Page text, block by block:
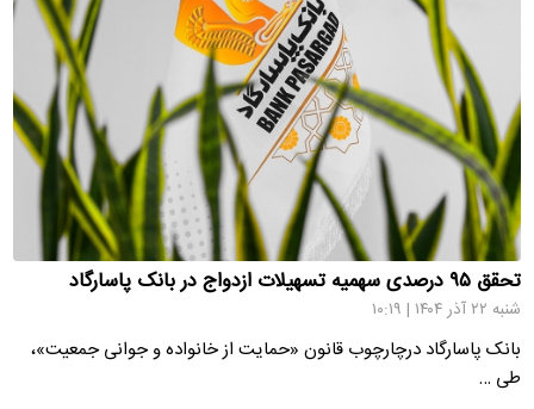
تحقق ۹۵ درصدی سهمیه تسهیلات ازدواج در بانک پاسارگاد
شنبه ۲۲ آذر ۱۴۰۴ | ۱۰:۱۹
بانک پاسارگاد درچارچوب قانون «حمایت از خانواده و جوانی جمعیت»،
طی …